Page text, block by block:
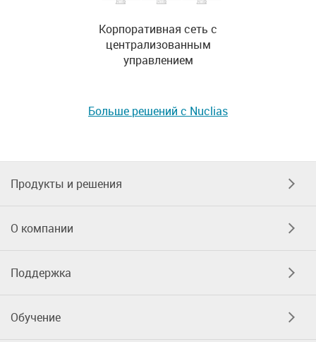
Корпоративная сеть с
централизованным
управлением
Больше решений с Nuclias
Продукты и решения
О компании
Поддержка
Обучение